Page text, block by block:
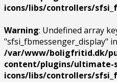
icons/libs/controllers/
Warning: Undefined array
"sfsi_fbmessenger_display" in
/var/www/boligfritid.dk/
content/plugins/ultimate-
icons/libs/controllers/